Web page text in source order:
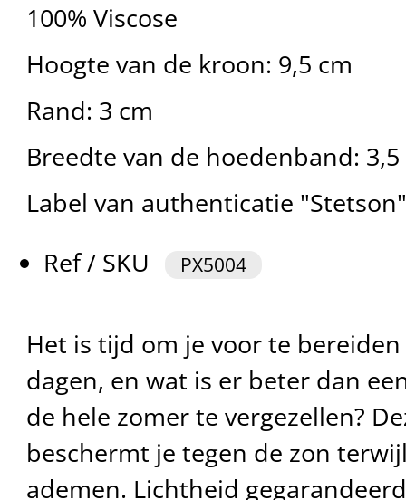
100% Viscose
Hoogte van de kroon: 9,5 cm
Rand: 3 cm
Breedte van de hoedenband:
Label van authenticatie "Stetson"
Ref / SKU
PX5004
Het is tijd om je voor te
dagen, en wat is er beter dan
de hele zomer te vergezellen?
beschermt je tegen de zon
ademen. Lichtheid